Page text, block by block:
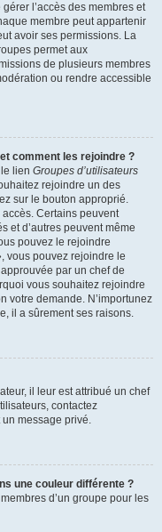
l’accès des membres et
membre peut appartenir
avoir ses permissions. La
permet aux
de plusieurs membres
ou rendre accessible
comment les rejoindre ?
lien Groupes d’utilisateurs
rejoindre un des
sur le bouton approprié.
Certains peuvent
et d’autres peuvent même
pouvez le rejoindre
vous pouvez rejoindre le
par un chef de
vous souhaitez rejoindre
votre demande. N’importunez
il a sûrement ses raisons.
il leur est attribué un chef
contactez
un message privé.
une couleur différente ?
d’un groupe pour les